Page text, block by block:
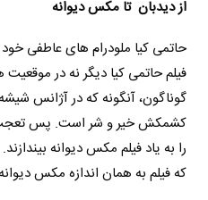
از دیدبان تا مکس دیوانه
حاتمی کیا ملودرام های عاطفی
فیلم حاتمی کیا دیگر نه در
گوناگون، آنگونه که در آژانس
کشمکش خیر و شر است. پس تعجب
را به یاد فیلم مکس دیوانه
که فیلم به همان اندازه مکس